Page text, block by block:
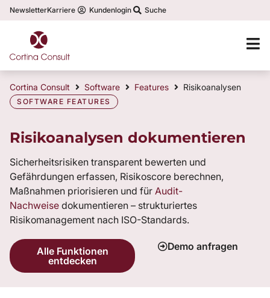
NewsletterKarriere Kundenlogin Suche
Cortina Consult Software Features Risikoanalysen
SOFTWARE FEATURES
Risikoanalysen dokumentieren
Sicherheitsrisiken transparent bewerten und
Gefährdungen erfassen, Risikoscore berechnen,
Maßnahmen priorisieren und für Audit-
Nachweise dokumentieren – strukturiertes
Risikomanagement nach ISO-Standards.
Alle Funktionen
entdecken
Demo anfragen